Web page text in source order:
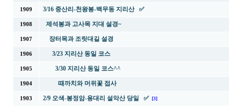
1909 3/16 중산리-천왕봉-백무동 지리산 ✅
1908 제석봉과 고사목 지대 설경~
1907 장터목과 조릿대길 설경
1906 3/23 지리산 동일 코스
1905 3/30 지리산 동일 코스^^
1904 때까치와 머위꽃 접사
1903 2/9 오색-봉정암-용대리 설악산 당일 ✅ [3]